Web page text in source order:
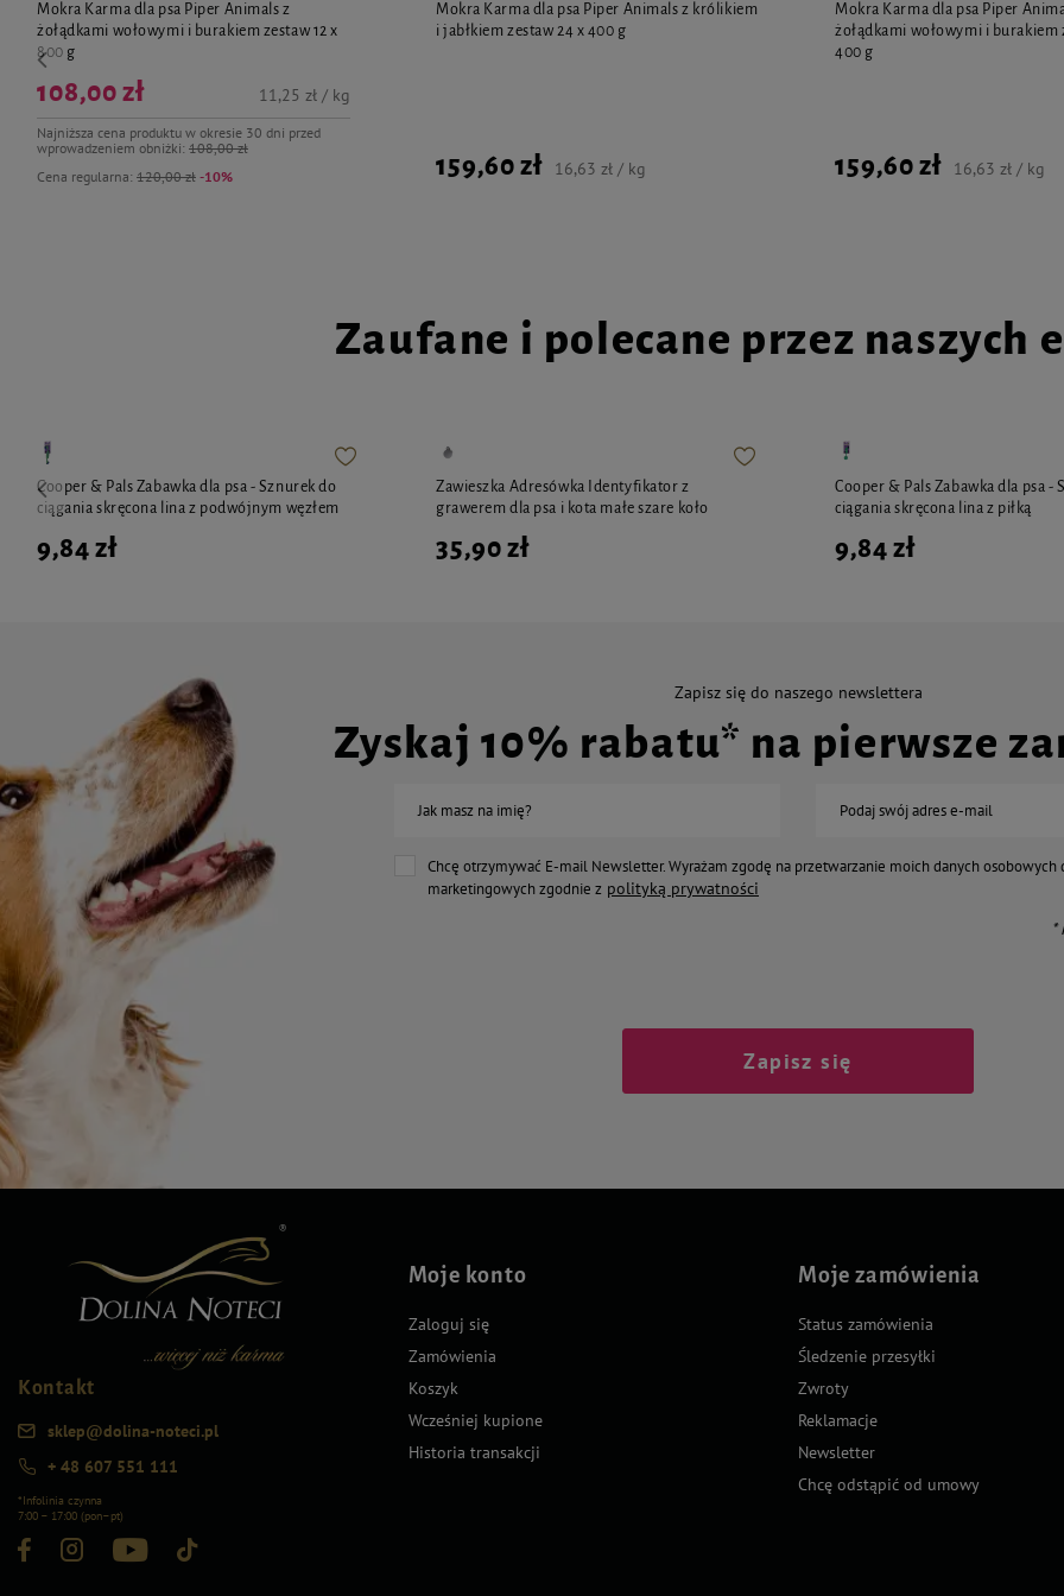
Mokra Karma dla psa Piper Animals z
żołądkami wołowymi i burakiem zestaw 12 x
800 g
Cena regularna: 120,00 zł -10%
108,00 zł
Najniższa cena produktu w okresie 30 dni przed
wprowadzeniem obniżki: 108,00 zł
11,25 zł / kg
Mokra Karma dla psa Piper Animals z królikiem
i jabłkiem zestaw 24 x 400 g
159,60 zł 16,63 zł / kg
Mokra Karma dla psa Piper
żołądkami wołowymi i burakiem
400 g
159,60 zł 16,63 zł / kg
Zaufane i polecane przez naszych
Cooper & Pals Zabawka dla psa - Sznurek do
ciągania skręcona lina z podwójnym węzłem
9,84 zł
Zawieszka Adresówka Identyfikator z
grawerem dla psa i kota małe szare koło
35,90 zł
Cooper & Pals Zabawka dla psa -
ciągania skręcona lina z piłką
9,84 zł
Zapisz się do naszego newslettera
Zyskaj 10% rabatu* na pierwsze
Jak masz na imię? Podaj swój adres e-mail
Chcę otrzymywać E-mail Newsletter. Wyrażam zgodę na przetwarzanie moich danych osobowych
marketingowych zgodnie z polityką prywatności
*
Zapisz się
Kontakt
sklep@dolina-noteci.pl
+ 48 607 551 111
*Infolinia czynna
7:00 – 17:00 (pon–pt)
Moje konto
Zaloguj się
Zamówienia
Koszyk
Wcześniej kupione
Historia transakcji
Moje zamówienia
Status zamówienia
Śledzenie przesyłki
Zwroty
Reklamacje
Newsletter
Chcę odstąpić od umowy